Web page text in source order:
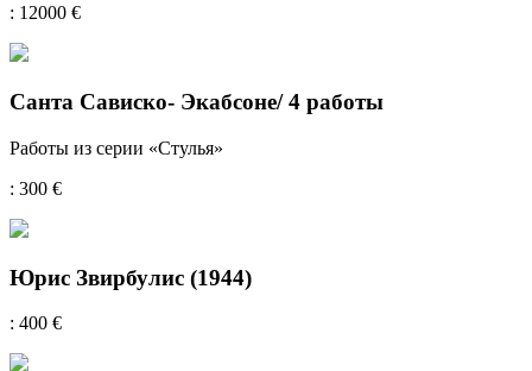
: 12000 €
Санта Сависко- Экабсоне/ 4 работы
Работы из серии «Стулья»
: 300 €
Юрис Звирбулис (1944)
: 400 €